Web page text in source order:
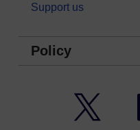
Support us
Policy